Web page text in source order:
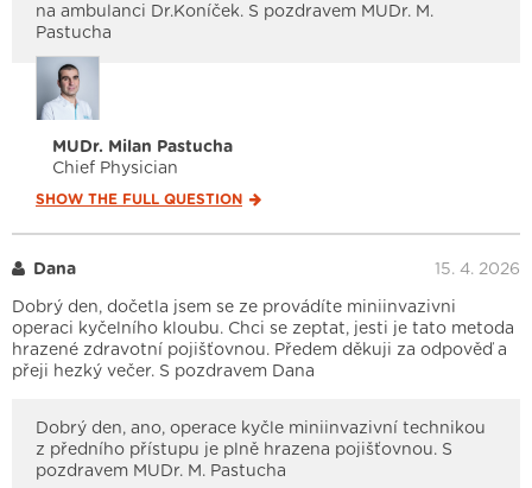
na ambulanci Dr.Koníček. S pozdravem MUDr. M.
Pastucha
MUDr. Milan Pastucha
Chief Physician
SHOW THE FULL QUESTION
Dana 15. 4. 2026
Dobrý den, dočetla jsem se ze provádíte miniinvazivni
operaci kyčelního kloubu. Chci se zeptat, jesti je tato metoda
hrazené zdravotní pojišťovnou. Předem děkuji za odpověď a
přeji hezký večer. S pozdravem Dana
Dobrý den, ano, operace kyčle miniinvazivní technikou
z předního přístupu je plně hrazena pojišťovnou. S
pozdravem MUDr. M. Pastucha